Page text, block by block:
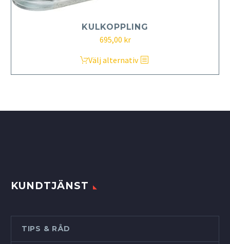
KULKOPPLING
695,00 kr
Välj alternativ
Den
här
flera
produktsidan
KUNDTJÄNST
TIPS & RÅD